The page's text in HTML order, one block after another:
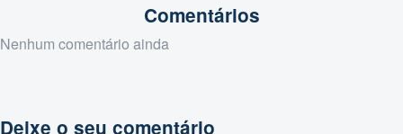
Comentários
Nenhum comentário ainda
Deixe o seu comentário